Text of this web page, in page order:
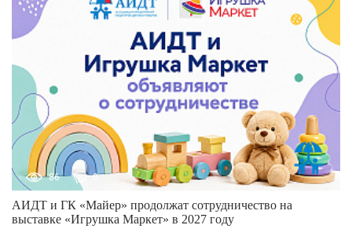
86 0
АИДТ и ГК «Майер» продолжат сотрудничество на
выставке «Игрушка Маркет» в 2027 году